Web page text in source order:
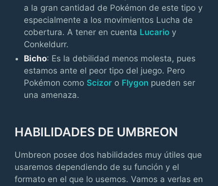
a la gran cantidad de Pokémon de este tipo y
especialmente a los movimientos Lucha de
cobertura. A tener en cuenta Lucario y
Conkeldurr.
Bicho: Es la debilidad menos molesta, pues
estamos ante el peor tipo del juego. Pero
Pokémon como Scizor o Flygon pueden ser
una amenaza.
HABILIDADES DE UMBREON
Umbreon posee dos habilidades muy útiles que
usaremos dependiendo de su función y el
formato en el que lo usemos. Vamos a verlas en